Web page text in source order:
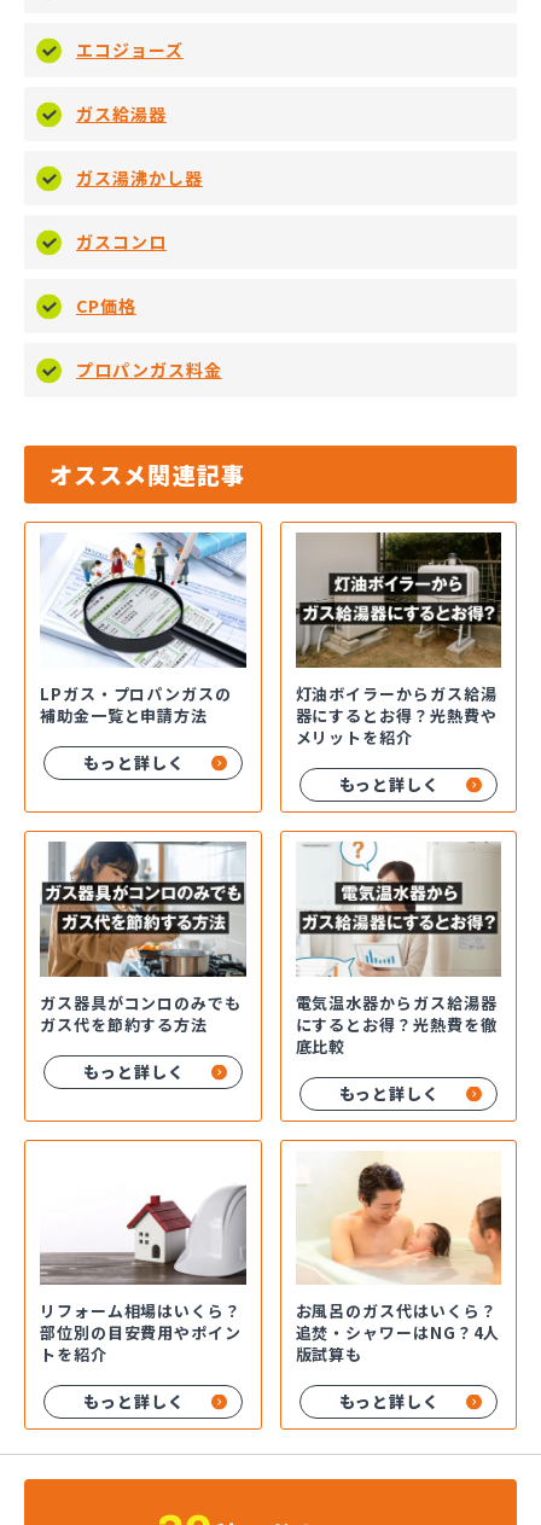
エコジョーズ
ガス給湯器
ガス湯沸かし器
ガスコンロ
CP価格
プロパンガス料金
オススメ関連記事
LPガス・プロパンガスの
補助金一覧と申請方法
もっと詳しく
灯油ボイラーからガス給湯
器にするとお得？光熱費や
メリットを紹介
もっと詳しく
ガス器具がコンロのみでも
ガス代を節約する方法
もっと詳しく
電気温水器からガス給湯器
にするとお得？光熱費を徹
底比較
もっと詳しく
リフォーム相場はいくら？
部位別の目安費用やポイン
トを紹介
もっと詳しく
お風呂のガス代はいくら？
追焚・シャワーはNG？4人
版試算も
もっと詳しく